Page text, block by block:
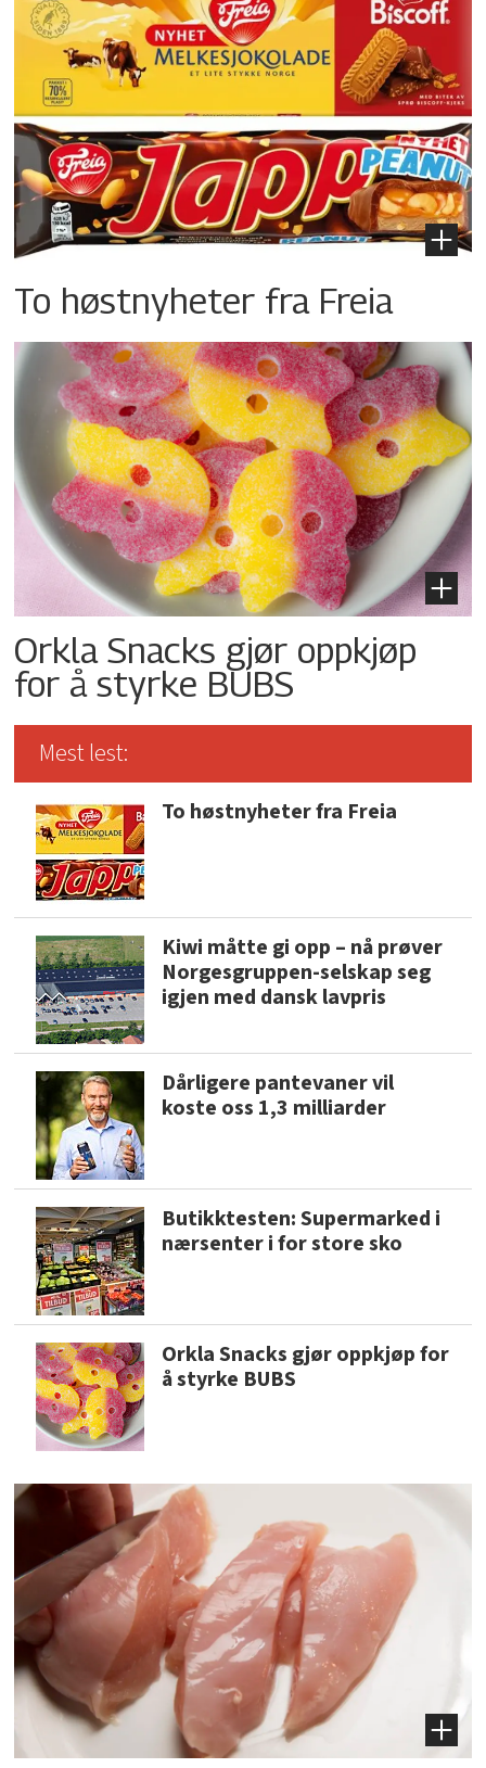
To høstnyheter fra Freia
Orkla Snacks gjør oppkjøp
for å styrke BUBS
Mest lest:
To høstnyheter fra Freia
Kiwi måtte gi opp – nå prøver
Norgesgruppen-selskap seg
igjen med dansk lavpris
Dårligere pantevaner vil
koste oss 1,3 milliarder
Butikktesten: Supermarked i
nærsenter i for store sko
Orkla Snacks gjør oppkjøp for
å styrke BUBS